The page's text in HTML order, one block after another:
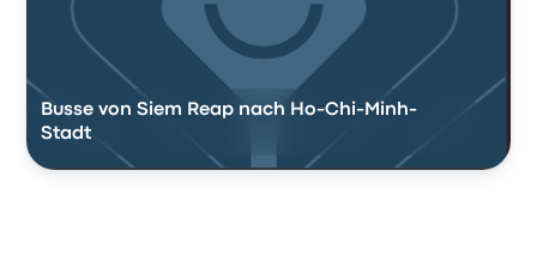
Busse von Siem Reap nach Ho-Chi-Minh-
Stadt